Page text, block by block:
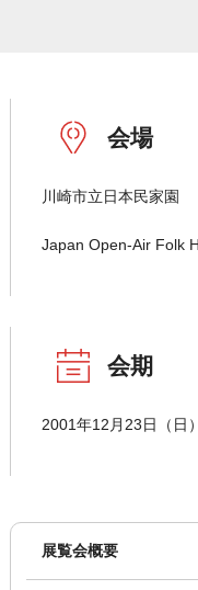
会場
川崎市立日本民家園
Japan Open-Air Folk
会期
2001年12月23日（日
展覧会概要